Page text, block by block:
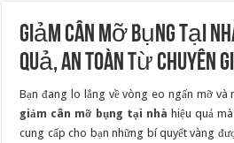
Giảm Cân Mỡ Bụng Tại
Quả, An Toàn Từ Chuyên
Bạn đang lo lắng về vòng eo ngấn mỡ
giảm cân mỡ bụng tại nhà hiệu quả
cung cấp cho bạn những bí quyết vàng